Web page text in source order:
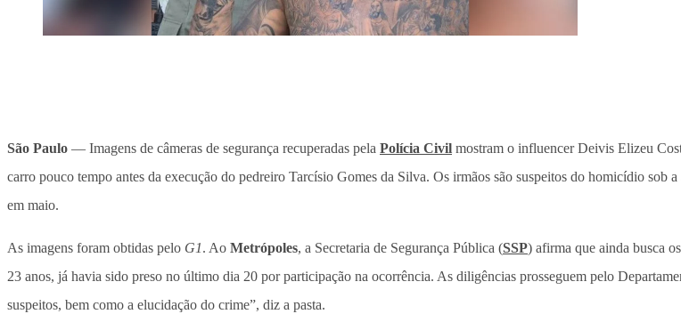
São Paulo — Imagens de câmeras de segurança recuperadas pela Polícia Civil mostram o influencer Deivis Elizeu
carro pouco tempo antes da execução do pedreiro Tarcísio Gomes da Silva. Os irmãos são suspeitos do homicídio sob
em maio.
As imagens foram obtidas pelo G1. Ao Metrópoles, a Secretaria de Segurança Pública (SSP) afirma que ainda busca
23 anos, já havia sido preso no último dia 20 por participação na ocorrência. As diligências prosseguem pelo
suspeitos, bem como a elucidação do crime”, diz a pasta.